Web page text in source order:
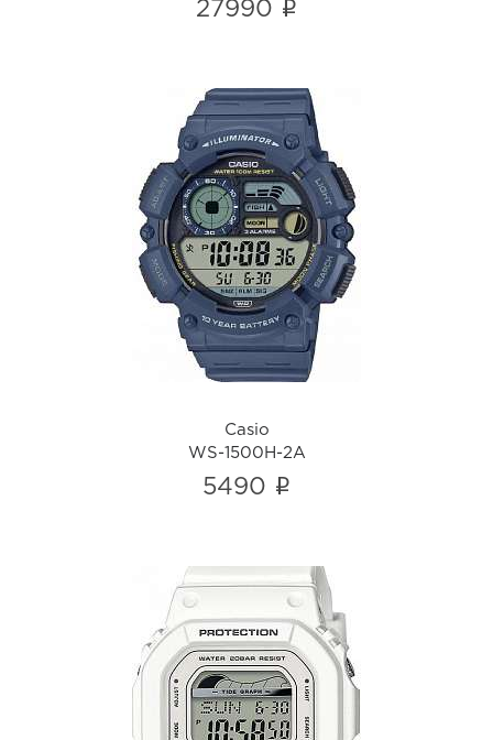
27990 i
Casio
WS-1500H-2A
i
Casio
WS-1500H-2A
5490 i
Baby-G
BLX-560-7